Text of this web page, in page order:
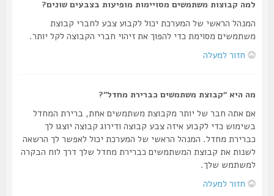
למה קבוצות משתמשים מסויימות מופיעות בצבעים שונים?
המנהל הראשי של המערכת יכול לקבוע צבע לחברי קבוצת
משתמשים מסוימת כדי להפוך את זיהוי חברי הקבוצה לקל יותר.
חזור למעלה
מה היא “קבוצת משתמשים כברירת מחדל”?
אם אתה חבר של יותר מקבוצת משתמשים אחת, ברירת המחדל
בשימוש כדי לקבוע איזה צבע קבוצה ודירוג קבוצה יוצגו לך
כברירת מחדל. המנהל הראשי של המערכת יכול לאפשר לך הרשאה
לשנות את קבוצת המשתמשים כברירת מחדל שלך דרך לוח הבקרה
למשתמש שלך.
חזור למעלה